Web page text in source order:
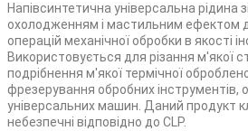
Напівсинтетична універсальна рідина
охолодженням і мастильним ефектом
операцій механічної обробки в якості
Використовується для різання м'якої
подрібнення м'якої термічної
фрезерування обробних інструментів,
універсальних машин. Даний продукт
небезпечні відповідно до CLP.